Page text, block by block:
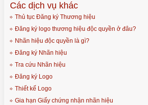
Các dịch vụ khác
Thủ tục Đăng ký Thương hiệu
Đăng ký logo thương hiệu độc quyền ở đâu?
Nhãn hiệu độc quyền là gì?
Đăng ký Nhãn hiệu
Tra cứu Nhãn hiệu
Đăng ký Logo
Thiết kế Logo
Gia hạn Giấy chứng nhận nhãn hiệu